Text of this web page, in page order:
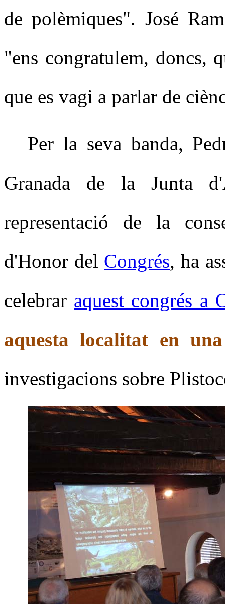
de polèmiques". José
"ens congratulem, doncs,
que es vagi a parlar de
Per la seva banda,
Granada de la Junta
representació de la
d'Honor del Congrés, ha
celebrar aquest congrés a
aquesta localitat en
investigacions sobre